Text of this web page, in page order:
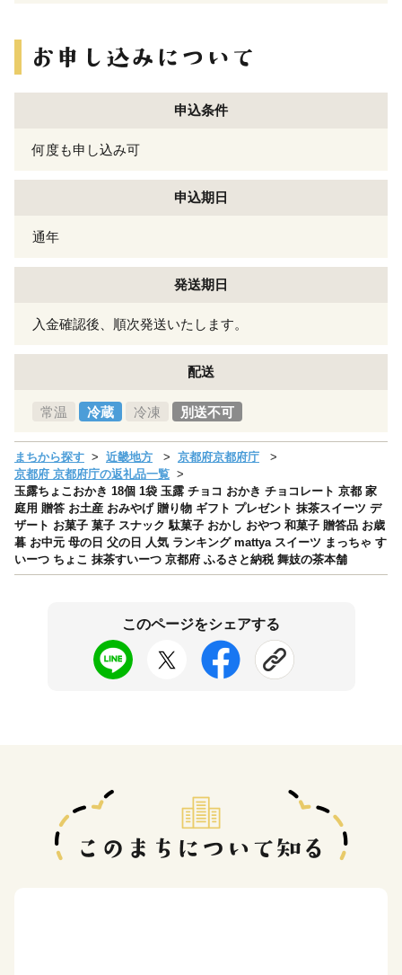
申込条件
何度も申し込み可
申込期日
通年
発送期日
入金確認後、順次発送いたします。
配送
常温 冷蔵 冷凍 別送不可
まちから探す 近畿地方
京都府京都府庁
京都府 京都府庁の返礼品一覧
玉露ちょこおかき 18個 1袋 玉露 チョコ おかき チョコレート 京都 家
庭用 贈答 お土産 おみやげ 贈り物 ギフト プレゼント 抹茶スイーツ デ
ザート お菓子 菓子 スナック 駄菓子 おかし おやつ 和菓子 贈答品 お歳
暮 お中元 母の日 父の日 人気 ランキング mattya スイーツ まっちゃ す
いーつ ちょこ 抹茶すいーつ 京都府 ふるさと納税 舞妓の茶本舗
このページをシェアする